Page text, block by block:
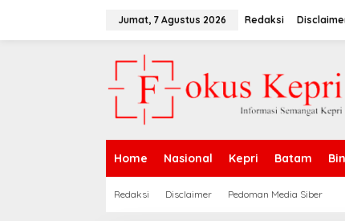
Jumat, 7 Agustus 2026 Redaksi
Home Nasional Kepri Batam
Redaksi Disclaimer Pedoman Media Siber